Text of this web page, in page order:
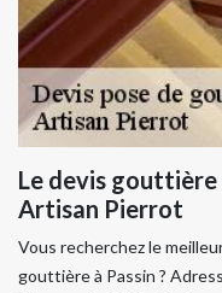
Le devis gouttière
Artisan Pierrot
Vous recherchez le
gouttière à Passin ?